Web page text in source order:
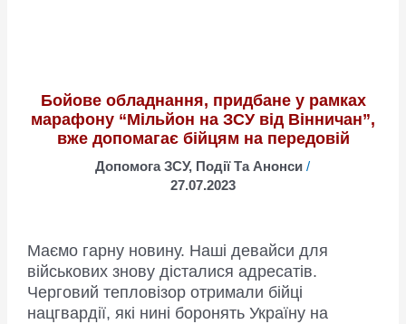
Бойове обладнання, придбане у рамках
марафону “Мільйон на ЗСУ від Вінничан”,
вже допомагає бійцям на передовій
Допомога ЗСУ, Події Та Анонси /
27.07.2023
Маємо гарну новину. Наші девайси для
військових знову дісталися адресатів.
Черговий тепловізор отримали бійці
нацгвардії, які нині боронять Україну на